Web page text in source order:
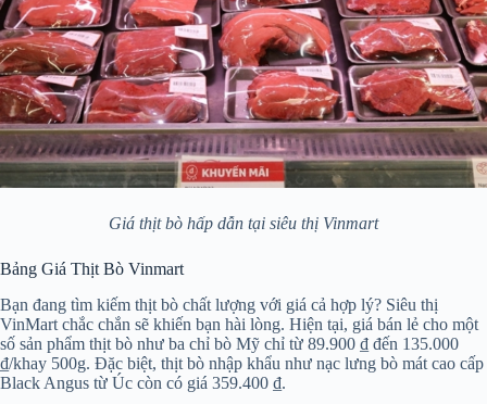
Giá thịt bò hấp dẫn tại siêu thị Vinmart
Bảng Giá Thịt Bò Vinmart
Bạn đang tìm kiếm thịt bò chất lượng với giá cả hợp lý? Siêu thị
VinMart chắc chắn sẽ khiến bạn hài lòng. Hiện tại, giá bán lẻ cho một
số sản phẩm thịt bò như ba chỉ bò Mỹ chỉ từ 89.900 ₫ đến 135.000
₫/khay 500g. Đặc biệt, thịt bò nhập khẩu như nạc lưng bò mát cao cấp
Black Angus từ Úc còn có giá 359.400 ₫.